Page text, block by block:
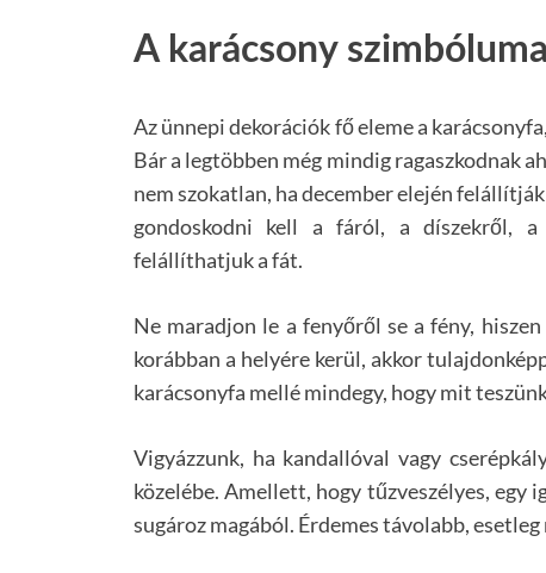
A karácsony szimbóluma
Az ünnepi dekorációk fő eleme a
Bár a legtöbben még mindig ragaszkodnak
nem szokatlan, ha december elején
gondoskodni kell a fáról, a díszekről,
felállíthatjuk a fát.
Ne maradjon le a fenyőről se a fény,
korábban a helyére kerül, akkor
karácsonyfa mellé mindegy, hogy mit
Vigyázzunk, ha kandallóval vagy
közelébe. Amellett, hogy tűzveszélyes, egy
sugároz magából. Érdemes távolabb,